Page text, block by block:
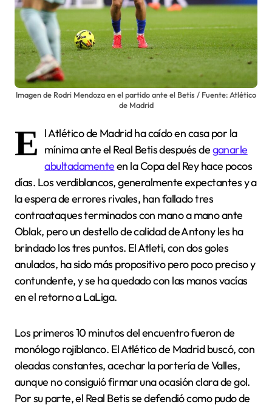
Imagen de Rodri Mendoza en el partido ante el Betis / Fuente: Atlético
de Madrid
E l Atlético de Madrid ha caído en casa por la
mínima ante el Real Betis después deganarle
abultadamenteen la Copa del Rey hace pocos
días. Los verdiblancos, generalmente expectantes y a
la espera de errores rivales, han fallado tres
contraataques terminados con mano a mano ante
Oblak, pero un destello de calidad de Antony les ha
brindado los tres puntos. El Atleti, con dos goles
anulados, ha sido más propositivo pero poco preciso y
contundente, y se ha quedado con las manos vacías
en el retorno a LaLiga.
Los primeros 10 minutos del encuentro fueron de
monólogo rojiblanco. El Atlético de Madrid buscó, con
oleadas constantes, acechar la portería de Valles,
aunque no consiguió firmar una ocasión clara de gol.
Por su parte, el Real Betis se defendió como pudo de